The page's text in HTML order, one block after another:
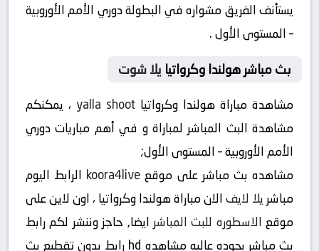
يستأنف الفريق مشواره في البطولة دوري الأمم الأوروبية
– المستوى الأول .
بث مباشر هولندا وكرواتيا يلا شوت
مشاهدة مباراة هولندا وكرواتيا yalla shoot ، يمكنكم
مشاهدة البث المباشر لمباراة و في أهم مباريات دوري
الأمم الأوروبية – المستوى الأول;
مشاهده بث مباشر على موقع koora4live الرابط اليوم
مباشر يلا لايفالان مباراة هولندا وكرواتيا ، اون لاين على
موقع الاسطوره للبث المباشر ايضا, حاجز وننشر لكم رابط
بث مباشر بجوده عاليه مشاهده hd رابط بدون تقطيع بث